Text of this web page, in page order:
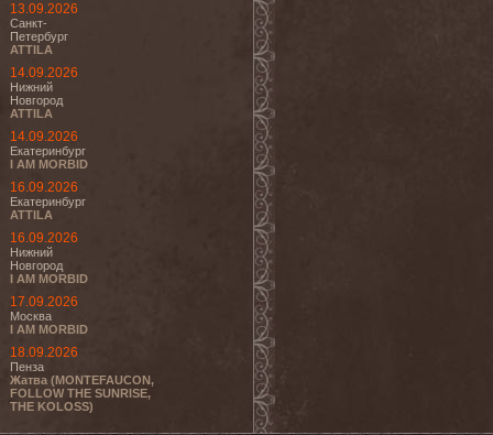
13.09.2026
Санкт-
Петербург
ATTILA
14.09.2026
Нижний
Новгород
ATTILA
14.09.2026
Екатеринбург
I AM MORBID
16.09.2026
Екатеринбург
ATTILA
16.09.2026
Нижний
Новгород
I AM MORBID
17.09.2026
Москва
I AM MORBID
18.09.2026
Пенза
Жатва (MONTEFAUCON,
FOLLOW THE SUNRISE,
THE KOLOSS)